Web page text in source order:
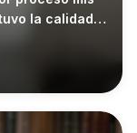
la calidad